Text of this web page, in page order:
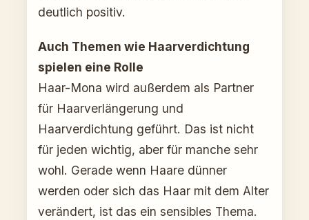
deutlich positiv.
Auch Themen wie Haarverdichtung
spielen eine Rolle
Haar-Mona wird außerdem als Partner
für Haarverlängerung und
Haarverdichtung geführt. Das ist nicht
für jeden wichtig, aber für manche sehr
wohl. Gerade wenn Haare dünner
werden oder sich das Haar mit dem Alter
verändert, ist das ein sensibles Thema.